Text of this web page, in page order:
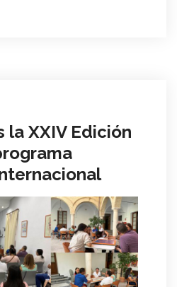
la XXIV Edición